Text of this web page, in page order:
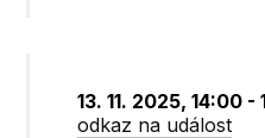
13. 11. 2025, 14:00 -
odkaz na událost